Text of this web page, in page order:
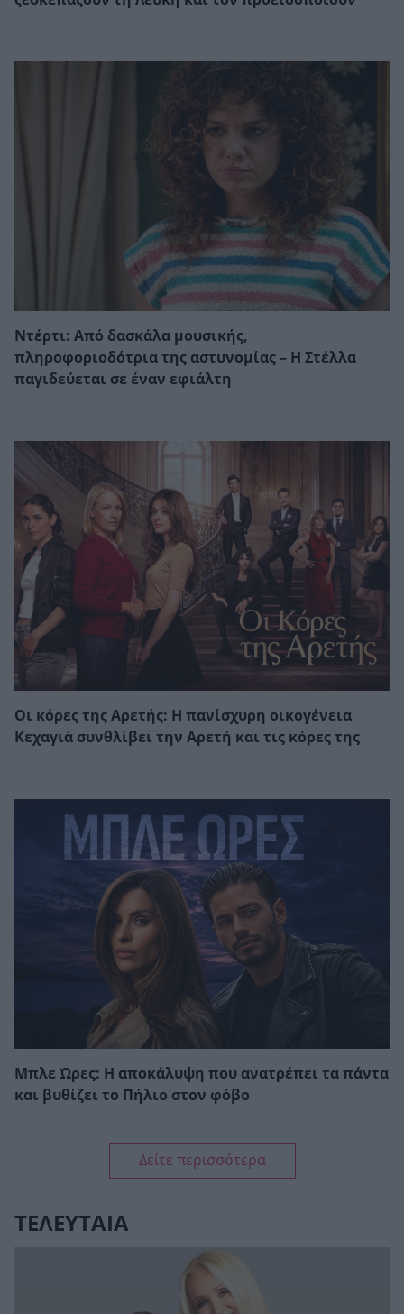
Ντέρτι: Από δασκάλα μουσικής,
πληροφοριοδότρια της αστυνομίας – Η Στέλλα
παγιδεύεται σε έναν εφιάλτη
Οι κόρες της Αρετής: Η πανίσχυρη οικογένεια
Κεχαγιά συνθλίβει την Αρετή και τις κόρες της
Μπλε Ώρες: Η αποκάλυψη που ανατρέπει τα πάντα
και βυθίζει το Πήλιο στον φόβο
Δείτε περισσότερα
ΤΕΛΕΥΤΑΙΑ